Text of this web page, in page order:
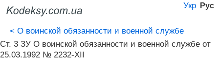
Укр Рус
< О воинской обязанности и военной службе
Ст. 3 ЗУ О воинской обязанности и военной службе от
25.03.1992 № 2232-XII